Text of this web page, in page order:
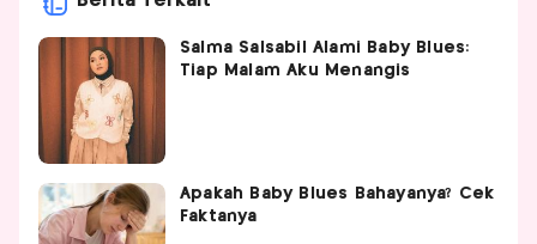
Salma Salsabil Alami Baby Blues:
Tiap Malam Aku Menangis
Apakah Baby Blues Bahayanya? Cek
Faktanya